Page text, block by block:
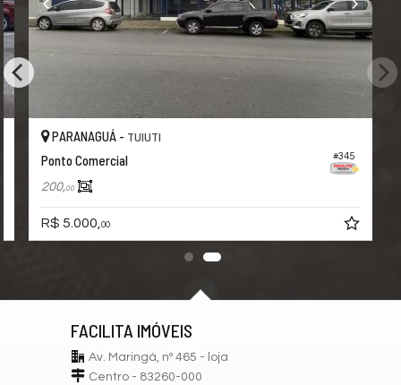
#345
PARANAGUÁ - TUIUTI
Ponto Comercial
200,00
R$ 5.000, 00
FACILITA IMÓVEIS
Av. Maringá, nº 465 - loja
Centro - 83260-000